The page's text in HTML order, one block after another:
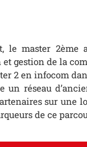
le master 2ème
gestion de la
2 en infocom
un réseau
sur une
de ce